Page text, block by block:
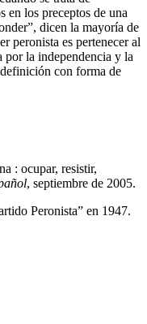
en los preceptos de una
dicen la mayoría de
peronista es pertenecer al
por la independencia y la
con forma de
: ocupar, resistir,
, septiembre de 2005.
Peronista” en 1947.